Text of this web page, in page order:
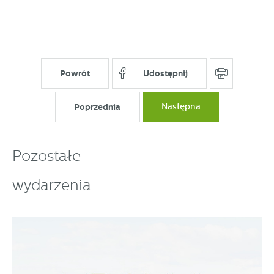
Powrót Udostępnij
Poprzednia Następna
Pozostałe
wydarzenia